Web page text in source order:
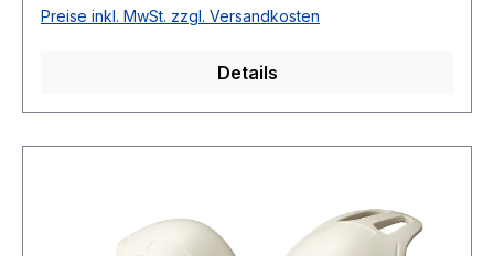
Preise inkl. MwSt. zzgl. Versandkosten
Details